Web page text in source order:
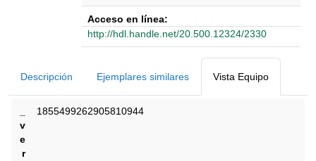
Acceso en línea:
http://hdl.handle.net/20.500.12324/2330
Descripción Ejemplares similares Vista Equipo
v
e
r
1855499262905810944